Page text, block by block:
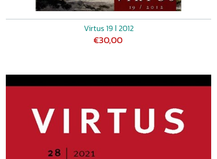
Virtus 19 ǀ 2012
€30,00